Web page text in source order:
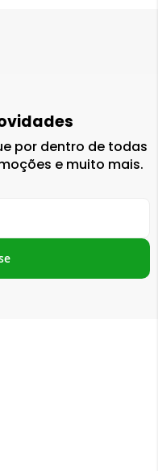
por dentro de todas
e muito mais.